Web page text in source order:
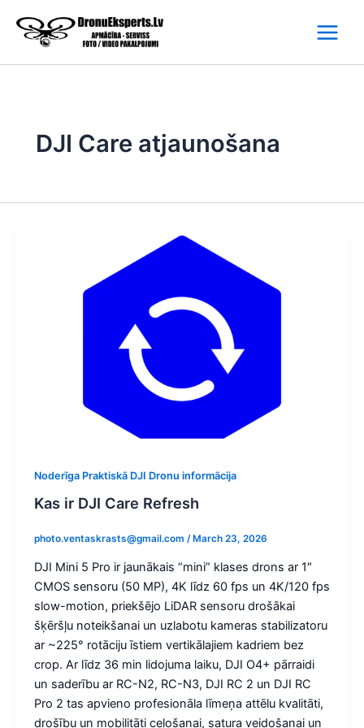
content
DJI Care atjaunošana
Noderīga Praktiskā DJI Dronu informācija
Kas ir DJI Care Refresh
photo.ventaskrasts@gmail.com / March 23, 2026
DJI Mini 5 Pro ir jaunākais “mini” klases drons ar 1″
CMOS sensoru (50 MP), 4K līdz 60 fps un 4K/120 fps
slow-motion, priekšējo LiDAR sensoru drošākai
šķēršļu noteikšanai un uzlabotu kameras stabilizatoru
ar ~225° rotāciju īstiem vertikālajiem kadriem bez
crop. Ar līdz 36 min lidojuma laiku, DJI O4+ pārraidi
un saderību ar RC-N2, RC-N3, DJI RC 2 un DJI RC
Pro 2 tas apvieno profesionāla līmeņa attēlu kvalitāti,
drošību un mobilitāti ceļošanai, satura veidošanai un